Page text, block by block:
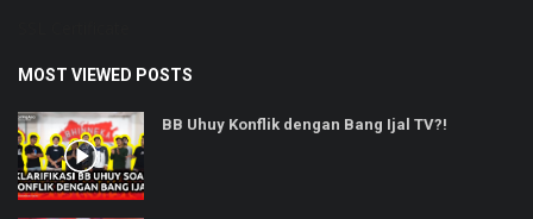
MOST VIEWED POSTS
BB Uhuy Konflik dengan Bang Ijal TV?!